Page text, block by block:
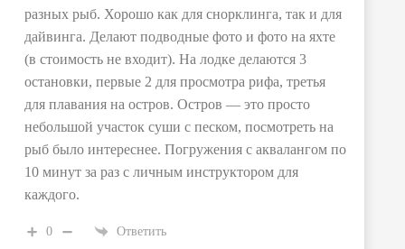
разных рыб. Хорошо как для снорклинга, так и для
дайвинга. Делают подводные фото и фото на яхте
(в стоимость не входит). На лодке делаются 3
остановки, первые 2 для просмотра рифа, третья
для плавания на остров. Остров — это просто
небольшой участок суши с песком, посмотреть на
рыб было интереснее. Погружения с аквалангом по
10 минут за раз с личным инструктором для
каждого.
0 Ответить